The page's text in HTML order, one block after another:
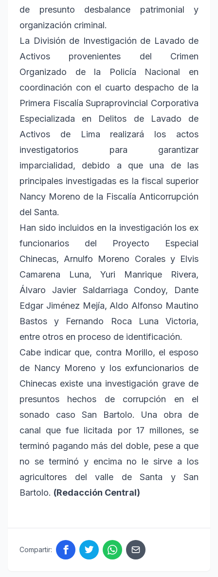
de presunto desbalance patrimonial y
organización criminal.
La División de Investigación de Lavado de
Activos provenientes del Crimen
Organizado de la Policía Nacional en
coordinación con el cuarto despacho de la
Primera Fiscalía Supraprovincial Corporativa
Especializada en Delitos de Lavado de
Activos de Lima realizará los actos
investigatorios para garantizar
imparcialidad, debido a que una de las
principales investigadas es la fiscal superior
Nancy Moreno de la Fiscalía Anticorrupción
del Santa.
Han sido incluidos en la investigación los ex
funcionarios del Proyecto Especial
Chinecas, Arnulfo Moreno Corales y Elvis
Camarena Luna, Yuri Manrique Rivera,
Álvaro Javier Saldarriaga Condoy, Dante
Edgar Jiménez Mejía, Aldo Alfonso Mautino
Bastos y Fernando Roca Luna Victoria,
entre otros en proceso de identificación.
Cabe indicar que, contra Morillo, el esposo
de Nancy Moreno y los exfuncionarios de
Chinecas existe una investigación grave de
presuntos hechos de corrupción en el
sonado caso San Bartolo. Una obra de
canal que fue licitada por 17 millones, se
terminó pagando más del doble, pese a que
no se terminó y encima no le sirve a los
agricultores del valle de Santa y San
Bartolo. (Redacción Central)
Compartir: